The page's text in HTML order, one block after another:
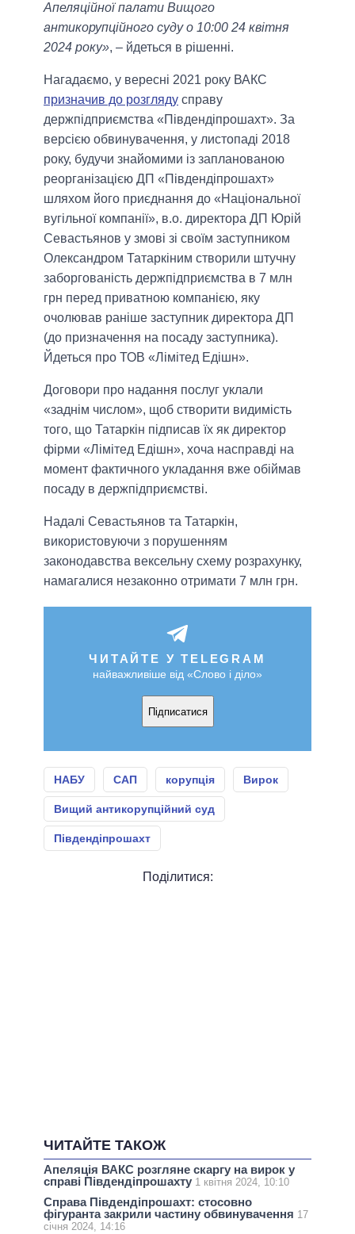
Апеляційної палати Вищого
антикорупційного суду о 10:00 24 квітня
2024 року», – йдеться в рішенні.
Нагадаємо, у вересні 2021 року ВАКС
призначив до розгляду справу
держпідприємства «Південдіпрошахт». За
версією обвинувачення, у листопаді 2018
року, будучи знайомими із запланованою
реорганізацією ДП «Південдіпрошахт»
шляхом його приєднання до «Національної
вугільної компанії», в.о. директора ДП Юрій
Севастьянов у змові зі своїм заступником
Олександром Татаркіним створили штучну
заборгованість держпідприємства в 7 млн
грн перед приватною компанією, яку
очолював раніше заступник директора ДП
(до призначення на посаду заступника).
Йдеться про ТОВ «Лімітед Едішн».
Договори про надання послуг уклали
«заднім числом», щоб створити видимість
того, що Татаркін підписав їх як директор
фірми «Лімітед Едішн», хоча насправді на
момент фактичного укладання вже обіймав
посаду в держпідприємстві.
Надалі Севастьянов та Татаркін,
використовуючи з порушенням
законодавства вексельну схему розрахунку,
намагалися незаконно отримати 7 млн грн.
ЧИТАЙТЕ У TELEGRAM
найважливіше від «Слово і діло»
Підписатися
НАБУ САП корупція Вирок
Вищий антикорупційний суд
Південдіпрошахт
Поділитися:
ЧИТАЙТЕ ТАКОЖ
Апеляція ВАКС розгляне скаргу на вирок у
справі Південдіпрошахту 1 квітня 2024, 10:10
Справа Південдіпрошахт: стосовно
фігуранта закрили частину обвинувачення 17
січня 2024, 14:16